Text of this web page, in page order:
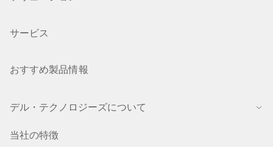
サービス
おすすめ製品情報
デル・テクノロジーズについて
当社の特徴